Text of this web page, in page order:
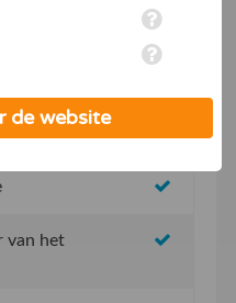
uw reviews te delen
op de website
van het
je hieronder een
. Lees voor meer
de website